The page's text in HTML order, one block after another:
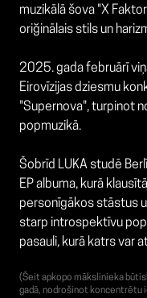
muzikālā šova "X
oriğinālais stils un
2025. gada februārī
Eirovīzijas dziesmu
"Supernova", turpinot
popmuzikā.
Šobrīd LUKA studē
EP albuma, kurā
personīgākos stāstus
starp introspektīvu
pasauli, kurā katrs var
(Šeit apkopo mākslinieka
gadā, nodrošinot koncentrētu